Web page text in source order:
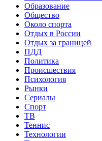
Образование
Общество
Около спорта
Отдых в России
Отдых за границей
ПДД
Политика
Происшествия
Психология
Рынки
Сериалы
Спорт
ТВ
Теннис
Технологии